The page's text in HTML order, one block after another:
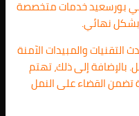
بورسعيد خدمات متخصصة
نهائي.
والمبيدات الآمنة
بالإضافة إلى ذلك، تهتم
تضمن القضاء على النمل